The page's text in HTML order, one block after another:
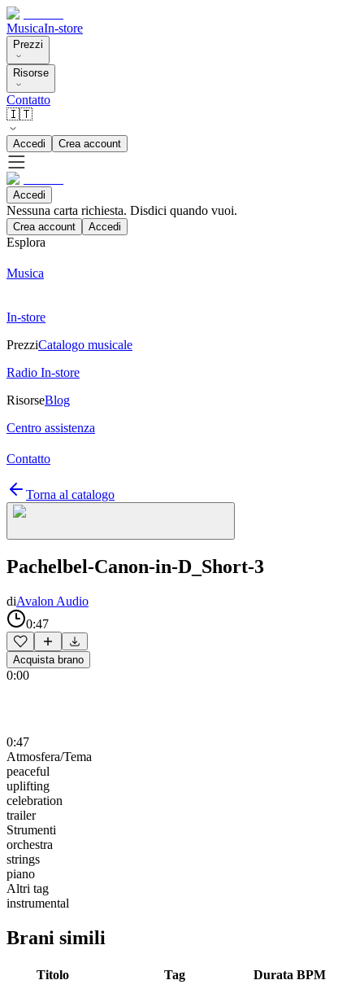
MusicaIn-store
Prezzi
Risorse
Contatto
🇮🇹
Accedi Crea account
Accedi
Nessuna carta richiesta. Disdici quando vuoi.
Crea account Accedi
Esplora
Musica
In-store
PrezziCatalogo musicale
Radio In-store
RisorseBlog
Centro assistenza
Contatto
Torna al catalogo
Pachelbel-Canon-in-D_Short-3
diAvalon Audio
0:47
Acquista brano
0:00
0:47
Atmosfera/Tema
peaceful
uplifting
celebration
trailer
Strumenti
orchestra
strings
piano
Altri tag
instrumental
Brani simili
Titolo Tag Durata BPM